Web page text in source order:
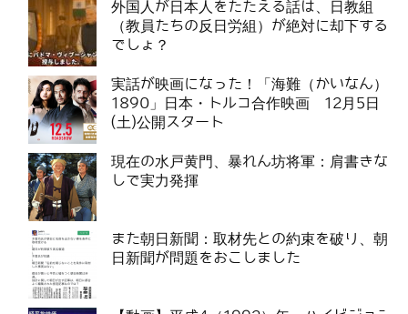
外国人が日本人をたたえる話は、日教組
（教員たちの反日労組）が絶対に却下する
でしょ？
実話が映画になった！「海難（かいなん）
1890」日本・トルコ合作映画 12月5日
(土)公開スタート
現在の水戸黄門、暴れん坊将軍：肩書きな
しで実力発揮
また朝日新聞：取材先との約束を破り、朝
日新聞が問題をおこしました